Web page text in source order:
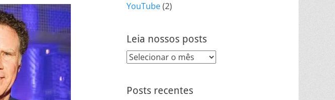
YouTube(2)
Leia nossos posts
Leia
Posts recentes